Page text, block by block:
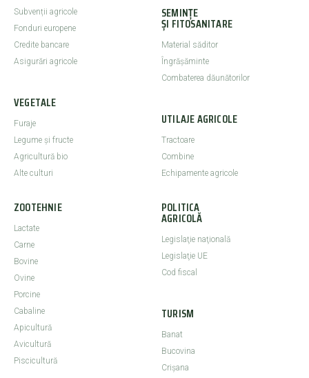
Subvenții agricole
Fonduri europene
Credite bancare
Asigurări agricole
VEGETALE
Furaje
Legume şi fructe
Agricultură bio
Alte culturi
SEMINȚE
ȘI FITOSANITARE
Material săditor
Îngrășăminte
Combaterea dăunătorilor
UTILAJE AGRICOLE
Tractoare
Combine
Echipamente agricole
ZOOTEHNIE
Lactate
Carne
Bovine
Ovine
Porcine
Cabaline
Apicultură
Avicultură
Piscicultură
POLITICA
AGRICOLĂ
Legislaţie naţională
Legislaţie UE
Cod fiscal
TURISM
Banat
Bucovina
Crişana